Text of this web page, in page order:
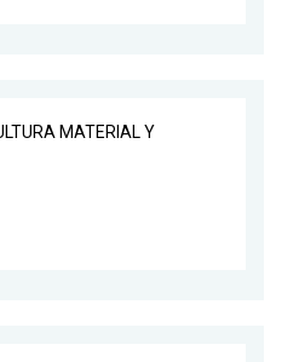
MATERIAL Y